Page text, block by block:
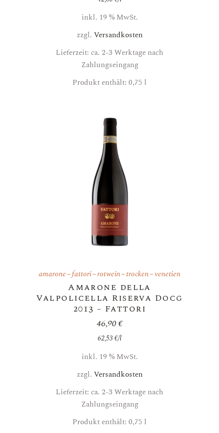
inkl. 19 % MwSt.
zzgl. Versandkosten
Lieferzeit: ca. 2-3 Werktage nach
Zahlungseingang
Produkt enthält: 0,75 l
amarone fattori rotwein trocken venetien
Amarone della
Valpolicella Riserva Docg
2013 – Fattori
46,90€
62,53 €/l
inkl. 19 % MwSt.
zzgl. Versandkosten
Lieferzeit: ca. 2-3 Werktage nach
Zahlungseingang
Produkt enthält: 0,75 l